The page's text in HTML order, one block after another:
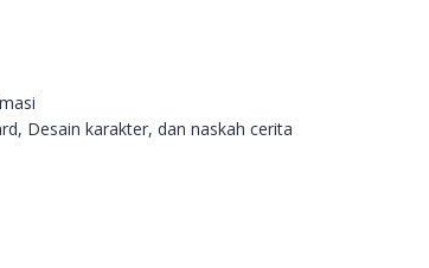
Desain karakter, dan naskah cerita